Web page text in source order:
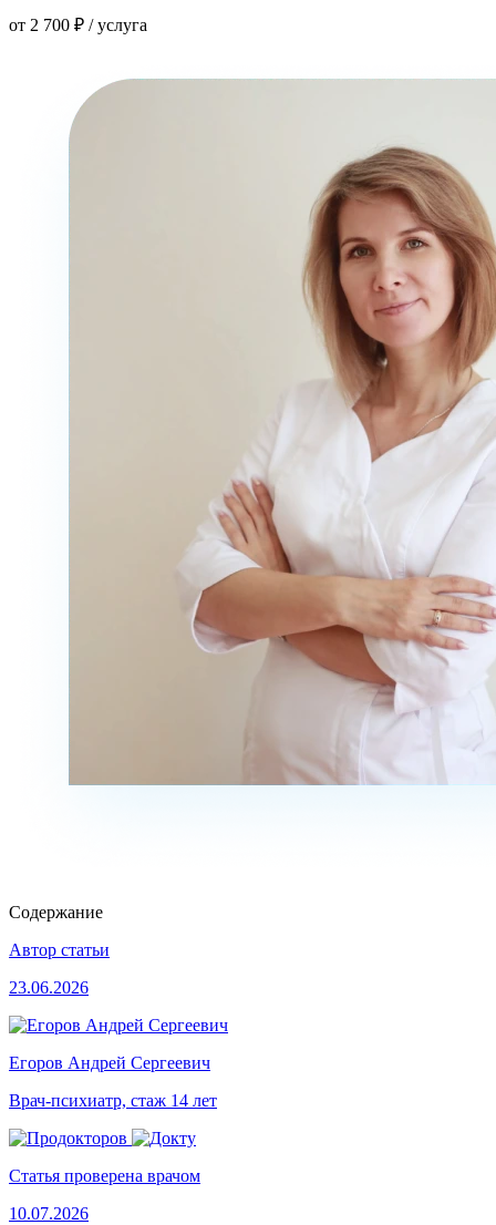
от 2 700 ₽ / услуга
Содержание
Автор статьи
23.06.2026
Егоров Андрей Сергеевич
Врач-психиатр, стаж 14 лет
Статья проверена врачом
10.07.2026